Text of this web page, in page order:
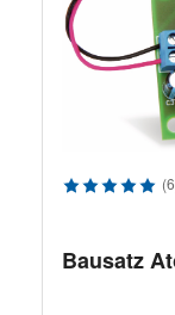
Bausatz